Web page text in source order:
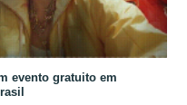
evento gratuito em